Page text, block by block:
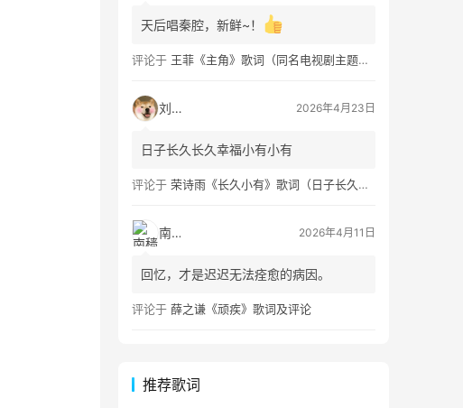
天后唱秦腔，新鲜~！
评论于 王菲《主角》歌词（同名电视剧主题曲）
刘看山 2026年4月23日
日子长久长久幸福小有小有
评论于 荣诗雨《长久小有》歌词（日子长久幸福小有）
南穑 2026年4月11日
回忆，才是迟迟无法痊愈的病因。
评论于 薛之谦《顽疾》歌词及评论
推荐歌词